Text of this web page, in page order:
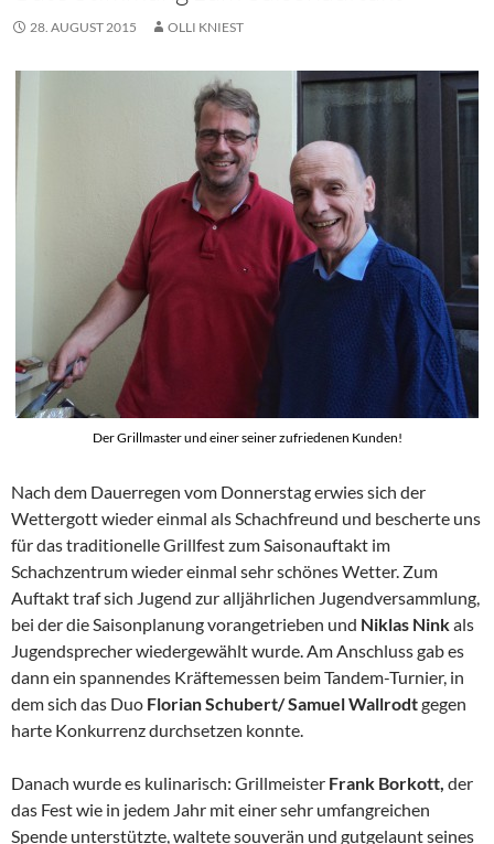
28. AUGUST 2015 OLLI KNIEST
Der Grillmaster und einer seiner zufriedenen Kunden!
Nach dem Dauerregen vom Donnerstag erwies sich der
Wettergott wieder einmal als Schachfreund und bescherte uns
für das traditionelle Grillfest zum Saisonauftakt im
Schachzentrum wieder einmal sehr schönes Wetter. Zum
Auftakt traf sich Jugend zur alljährlichen Jugendversammlung,
bei der die Saisonplanung vorangetrieben und Niklas Ninkals
Jugendsprecher wiedergewählt wurde. Am Anschluss gab es
dann ein spannendes Kräftemessen beim Tandem-Turnier, in
dem sich das Duo Florian Schubert/ Samuel Wallrodtgegen
harte Konkurrenz durchsetzen konnte.
Danach wurde es kulinarisch: Grillmeister Frank Borkott, der
das Fest wie in jedem Jahr mit einer sehr umfangreichen
Spende unterstützte, waltete souverän und gutgelaunt seines